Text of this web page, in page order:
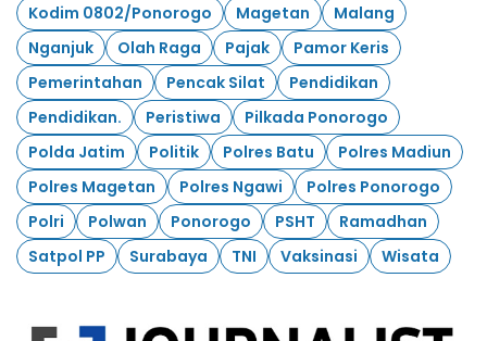
Kodim 0802/Ponorogo
Magetan
Malang
Nganjuk
Olah Raga Pajak
Pamor Keris
Pemerintahan
Pencak Silat
Pendidikan
Pendidikan.
Peristiwa
Pilkada Ponorogo
Polda Jatim
Politik Polres Batu
Polres Madiun
Polres Magetan
Polres Ngawi
Polres Ponorogo
Polri
Polwan Ponorogo PSHT
Ramadhan
Satpol PP
Surabaya TNI Vaksinasi Wisata